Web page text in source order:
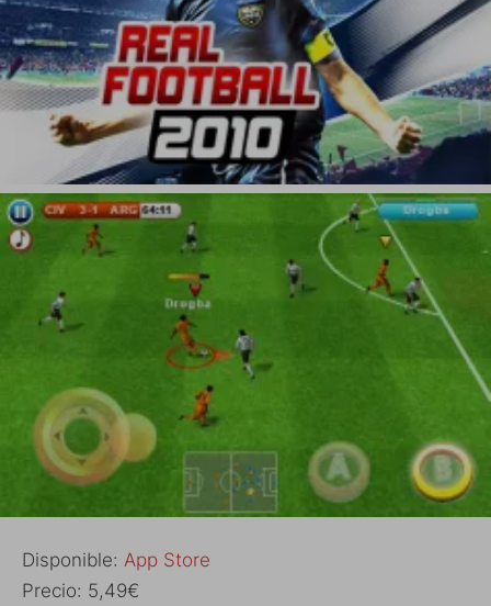
Disponible: App Store
Precio: 5,49€